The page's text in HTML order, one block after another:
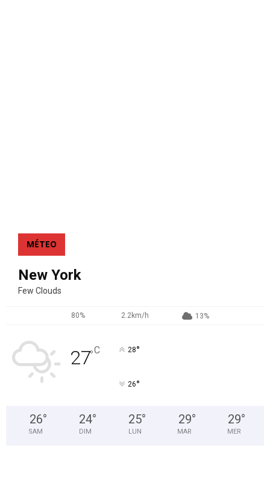
MÉTEO
New York
Few Clouds
80% 2.2km/h 13%
27°C 28°
26°
26°
SAM
24°
DIM
25°
LUN
29°
MAR
29°
MER